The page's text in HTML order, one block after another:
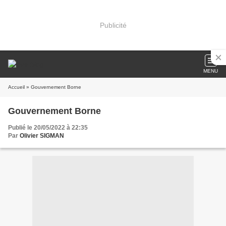
Publicité
MENU
Accueil » Gouvernement Borne
Gouvernement Borne
Publié le 20/05/2022 à 22:35
Par Olivier SIGMAN